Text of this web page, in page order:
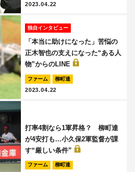
2023.04.22
独自インタビュー
「本当に助けになった」苦悩の
正木智也の支えになった“ある人
物”からのLINE
ファーム 柳町達
2023.04.22
打率4割なら1軍昇格？ 柳町達
が4安打も…小久保2軍監督が課
す“厳しい条件”
ファーム 柳町達